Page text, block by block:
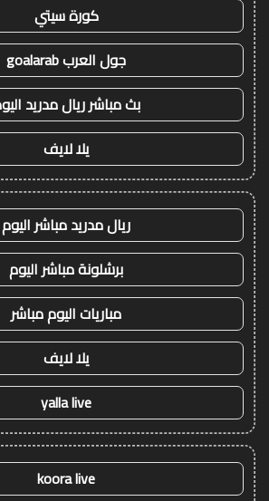
كورة سيتي
جول العرب goalarab
بث مباشر ريال مدريد
يلا لايف
ريال مدريد مباشر اليوم
برشلونة مباشر اليوم
مباريات اليوم مباشر
يلا لايف
yalla live
koora live